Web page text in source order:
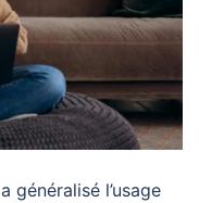
généralisé l’usage